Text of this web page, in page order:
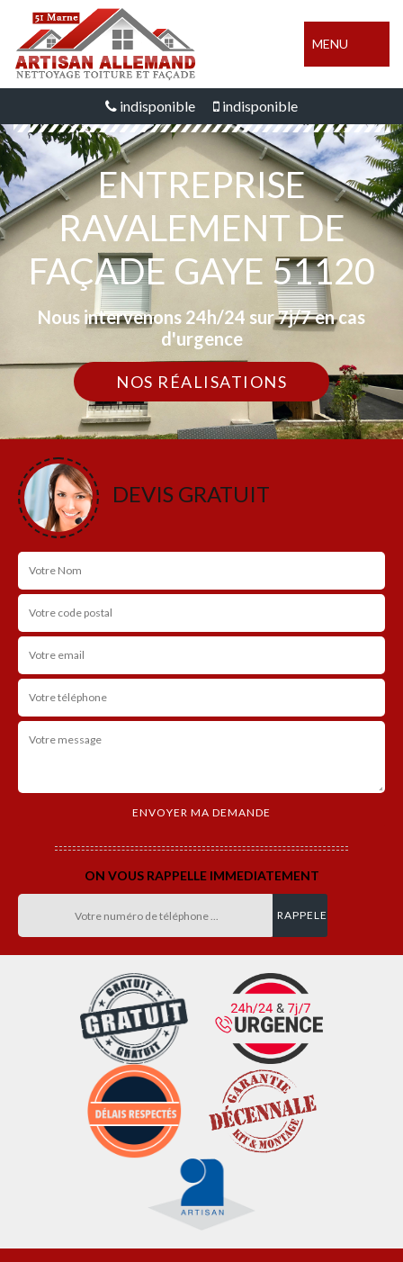
MENU
indisponible indisponible
ENTREPRISE
RAVALEMENT DE
FAÇADE GAYE 51120
Nous intervenons 24h/24 sur 7j/7 en cas
d'urgence
NOS RÉALISATIONS
DEVIS GRATUIT
ON VOUS RAPPELLE IMMEDIATEMENT